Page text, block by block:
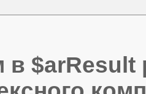
$arResult